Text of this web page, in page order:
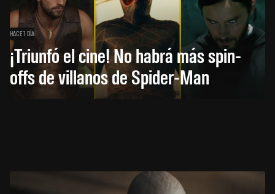
HACE 1 DÍA
¡Triunfó el cine! No habrá más spin-
offs de villanos de Spider-Man